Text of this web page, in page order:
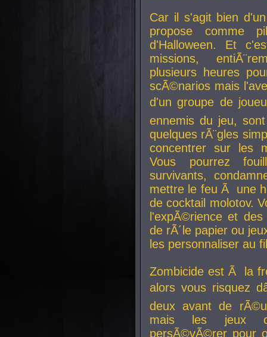
Car il s'agit bien
propose comme
d'Halloween. Et
missions,
plusieurs heures
scÃ©narios mais
d'un groupe de
ennemis du jeu,
quelques rÃ¨gles
concentrer sur les
Vous pourrez
survivants,
mettre le feu Ã une
de cocktail molotov.
l'expÃ©rience et
de rÃ´le papier ou
les personnaliser au
Zombicide est Ã la
alors vous risquez
deux avant de
mais les jeux
persÃ©vÃ©rer pour